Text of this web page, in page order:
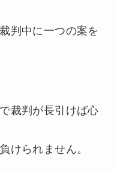
判中に一つの案を
裁判が長引けば心
けられません。